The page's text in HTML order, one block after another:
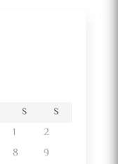
S S
1
2
8
9